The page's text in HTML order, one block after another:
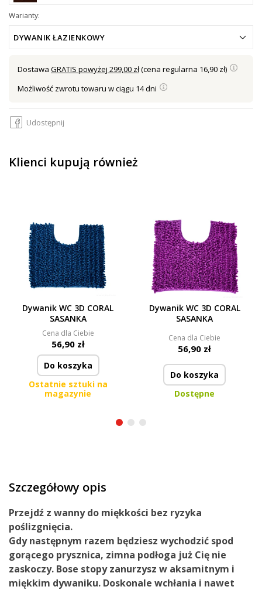
Warianty:
DYWANIK ŁAZIENKOWY
Dostawa GRATIS powyżej 299,00 zł(cena regularna 16,90 zł)
Możliwość zwrotu towaru w ciągu 14 dni
Udostępnij
Klienci kupują również
Dywanik WC 3D CORAL
SASANKA
Cena dla Ciebie
56,90 zł
Do koszyka
Ostatnie sztuki na
magazynie
Dywanik WC 3D CORAL
SASANKA
Cena dla Ciebie
56,90 zł
Do koszyka
Dostępne
Szczegółowy opis
Przejdź z wannydo miękkości bez ryzyka
poślizgnięcia.
Gdy następnym razem będziesz wychodzić spod
gorącego prysznica, zimna podłoga już Cię nie
zaskoczy. Bose stopy zanurzysz w aksamitnym i
miękkim dywaniku. Doskonale wchłania i nawet